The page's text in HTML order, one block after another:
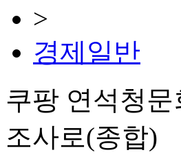
>
경제일반
쿠팡 연석청
조사로(종합)